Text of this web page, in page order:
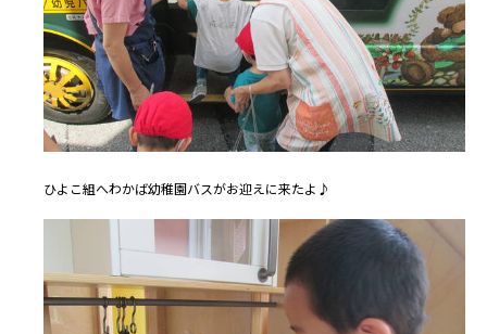
ひよこ組へわかば幼稚園バスがお迎えに来たよ♪